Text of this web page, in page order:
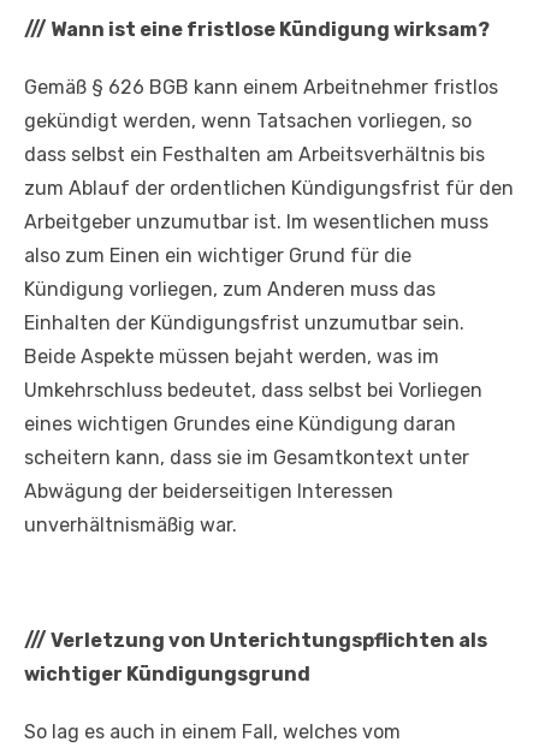
/// Wann ist eine fristlose Kündigung wirksam?
Gemäß § 626 BGB kann einem Arbeitnehmer fristlos
gekündigt werden, wenn Tatsachen vorliegen, so
dass selbst ein Festhalten am Arbeitsverhältnis bis
zum Ablauf der ordentlichen Kündigungsfrist für den
Arbeitgeber unzumutbar ist. Im wesentlichen muss
also zum Einen ein wichtiger Grund für die
Kündigung vorliegen, zum Anderen muss das
Einhalten der Kündigungsfrist unzumutbar sein.
Beide Aspekte müssen bejaht werden, was im
Umkehrschluss bedeutet, dass selbst bei Vorliegen
eines wichtigen Grundes eine Kündigung daran
scheitern kann, dass sie im Gesamtkontext unter
Abwägung der beiderseitigen Interessen
unverhältnismäßig war.
/// Verletzung von Unterichtungspflichten als
wichtiger Kündigungsgrund
So lag es auch in einem Fall, welches vom